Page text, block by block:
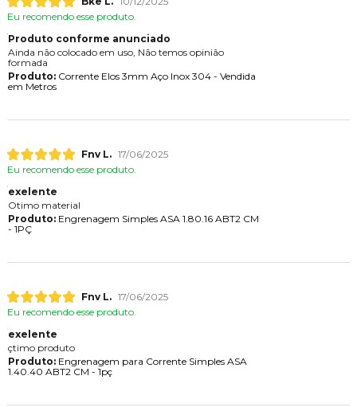
Eu recomendo esse produto.
Produto conforme anunciado
Ainda não colocado em uso, Não temos opinião
formada
Produto:Corrente Elos 3mm Aço Inox 304 - Vendida
em Metros
Fnv L. 17/06/2025
Eu recomendo esse produto.
exelente
Otimo material
Produto:Engrenagem Simples ASA 1.80.16 ABT2 CM
- 1PÇ
Fnv L. 17/06/2025
Eu recomendo esse produto.
exelente
çtimo produto
Produto:Engrenagem para Corrente Simples ASA
1.40.40 ABT2 CM - 1pç